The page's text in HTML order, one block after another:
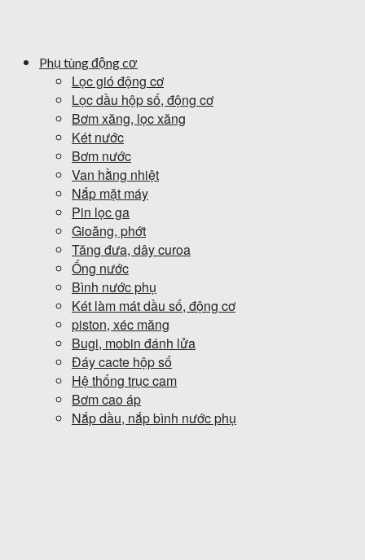
Phụ tùng động cơ
Lọc gió động cơ
Lọc dầu hộp số, động cơ
Bơm xăng, lọc xăng
Két nước
Bơm nước
Van hằng nhiệt
Nắp mặt máy
Pin lọc ga
Gioăng, phớt
Tăng đưa, dây curoa
Ống nước
Bình nước phụ
Két làm mát dầu số, động cơ
piston, xéc măng
Bugi, mobin đánh lửa
Đáy cacte hộp số
Hệ thống trục cam
Bơm cao áp
Nắp dầu, nắp bình nước phụ